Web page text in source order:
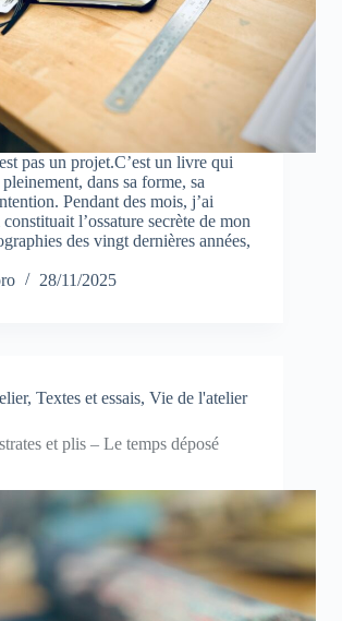
pas un projet.C’est un livre qui
dans sa forme, sa
Pendant des mois, j’ai
l’ossature secrète de mon
des vingt dernières années,
28/11/2025
, Textes et essais, Vie de l'atelier
et plis – Le temps déposé